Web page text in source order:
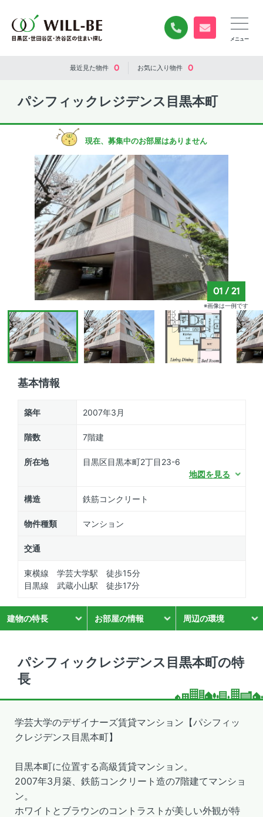
0120-840-834
無料お問い合
最近見た物件 0 お気に入り物件 0
パシフィックレジデンス目黒本町
現在、募集中のお部屋はありません
基本情報
築年 2007年3月
階数 7階建
所在地
目黒区目黒本町2丁目23-6
地図を見る
構造 鉄筋コンクリート
物件種類 マンション
交通
東横線 学芸大学駅 徒歩15分
目黒線 武蔵小山駅 徒歩17分
建物の特長 お部屋の情報 周辺の環境
01 /21
※画像は一例です
パシフィックレジデンス目黒本町の特
長
学芸大学のデザイナーズ賃貸マンション【パシフィッ
クレジデンス目黒本町】
目黒本町に位置する高級賃貸マンション。
2007年3月築、鉄筋コンクリート造の7階建てマンショ
ン。
ホワイトとブラウンのコントラストが美しい外観が特